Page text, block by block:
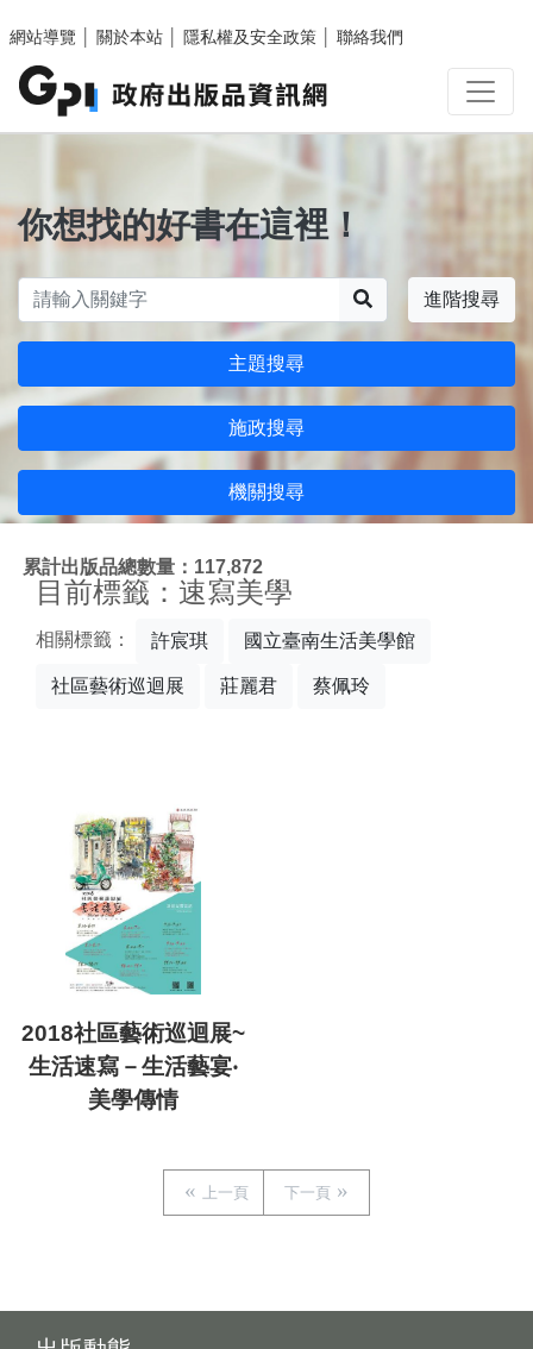
網站導覽
關於本站 隱私權及安全政策 聯絡我們
你想找的好書在這裡！
進階搜尋
主題搜尋
施政搜尋
機關搜尋
累計出版品總數量：117,872
目前標籤：速寫美學
相關標籤： 許宸琪 國立臺南生活美學館
社區藝術巡迴展 莊麗君 蔡佩玲
2018社區藝術巡迴展~
生活速寫－生活藝宴‧
美學傳情
上一頁 下一頁